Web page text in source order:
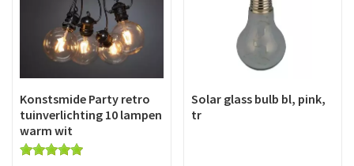
Konstsmide Party retro
tuinverlichting 10 lampen
warm wit
Solar glass bulb bl, pink,
tr